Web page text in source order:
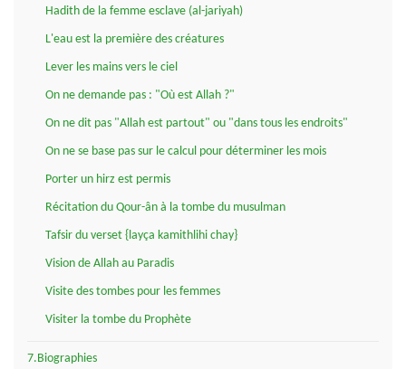
Hadith de la femme esclave (al-jariyah)
L'eau est la première des créatures
Lever les mains vers le ciel
On ne demande pas : "Où est Allah ?"
On ne dit pas "Allah est partout" ou "dans tous les endroits"
On ne se base pas sur le calcul pour déterminer les mois
Porter un hirz est permis
Récitation du Qour-ân à la tombe du musulman
Tafsir du verset {layça kamithlihi chay}
Vision de Allah au Paradis
Visite des tombes pour les femmes
Visiter la tombe du Prophète
7.Biographies